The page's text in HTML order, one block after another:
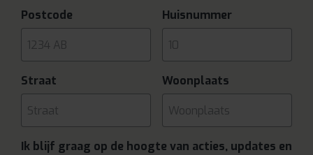
Postcode Huisnummer
Straat Woonplaats
Ik blijf graag op de hoogte van acties, updates en